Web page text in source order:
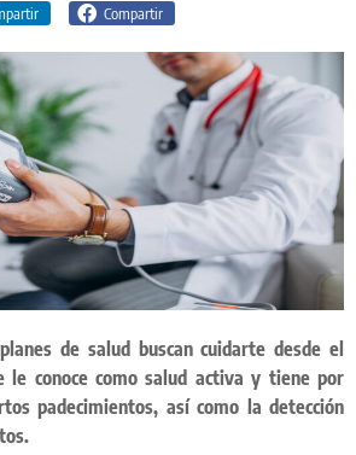
Compartir
de salud buscan cuidarte desde el
conoce como salud activa y tiene por
padecimientos, así como la detección